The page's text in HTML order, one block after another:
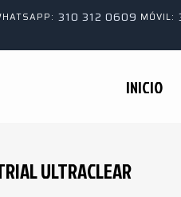
310 312 0609 MÓVIL:
INICIO
ULTRACLEAR